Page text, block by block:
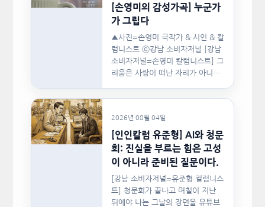
[손영미의 감성가곡] 누군가
가 그립다
▲사진=손영미 극작가 & 시인 & 칼
럼니스트 ⓒ강남 소비자저널 [강남
소비자저널=손영미 칼럼니스트] 그
리움은 사랑이 떠난 자리가 아니라,
2026년 08월 04일
[인인칼럼 유준형] AI와 청문
회: 진실을 부르는 힘은 고성
이 아니라 준비된 질문이다.
[강남 소비자저널=유준형 컬럼니스
트] 청문회가 끝나고 며칠이 지난
뒤에야 나는 그날의 장면을 유튜브